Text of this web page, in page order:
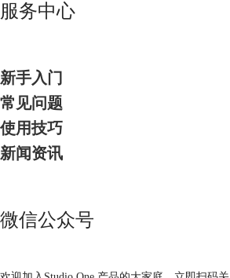
服务中心
新手入门
常见问题
使用技巧
新闻资讯
微信公众号